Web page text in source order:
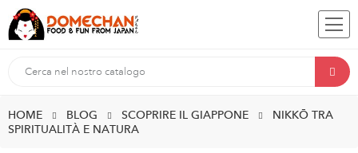
HOME BLOG SCOPRIRE IL GIAPPONE
NIKKŌ TRA
SPIRITUALITÀ E NATURA